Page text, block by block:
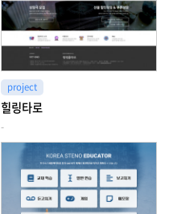
project
힐링타로
-